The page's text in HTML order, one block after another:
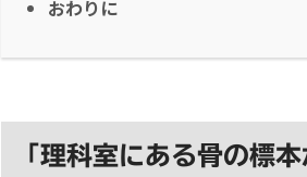
おわりに
「理科室にある骨の標